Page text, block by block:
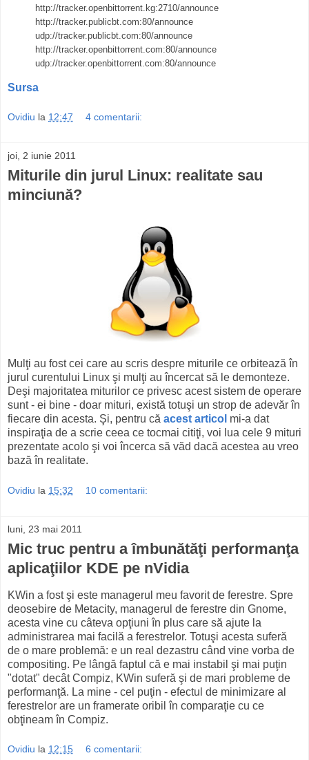
http://tracker.openbittorrent.kg:2710/announce
http://tracker.publicbt.com:80/announce
udp://tracker.publicbt.com:80/announce
http://tracker.openbittorrent.com:80/announce
udp://tracker.openbittorrent.com:80/announce
Sursa
Ovidiu la 12:47 4 comentarii:
joi, 2 iunie 2011
Miturile din jurul Linux: realitate sau
minciună?
Mulţi au fost cei care au scris despre miturile ce orbitează în
jurul curentului Linux şi mulţi au încercat să le demonteze.
Deşi majoritatea miturilor ce privesc acest sistem de operare
sunt - ei bine - doar mituri, există totuşi un strop de adevăr în
fiecare din acesta. Şi, pentru că acest articol mi-a dat
inspiraţia de a scrie ceea ce tocmai citiţi, voi lua cele 9 mituri
prezentate acolo şi voi încerca să văd dacă acestea au vreo
bază în realitate.
Ovidiu la 15:32 10 comentarii:
luni, 23 mai 2011
Mic truc pentru a îmbunătăţi performanţa
aplicaţiilor KDE pe nVidia
KWin a fost şi este managerul meu favorit de ferestre. Spre
deosebire de Metacity, managerul de ferestre din Gnome,
acesta vine cu câteva opţiuni în plus care să ajute la
administrarea mai facilă a ferestrelor. Totuşi acesta suferă
de o mare problemă: e un real dezastru când vine vorba de
compositing. Pe lângă faptul că e mai instabil şi mai puţin
"dotat" decât Compiz, KWin suferă şi de mari probleme de
performanţă. La mine - cel puţin - efectul de minimizare al
ferestrelor are un framerate oribil în comparaţie cu ce
obţineam în Compiz.
Ovidiu la 12:15 6 comentarii: